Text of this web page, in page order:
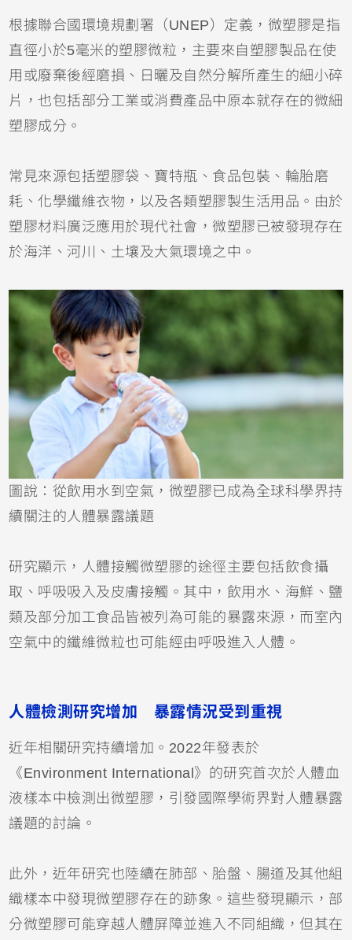
根據聯合國環境規劃署（UNEP）定義，微塑膠是指
直徑小於5毫米的塑膠微粒，主要來自塑膠製品在使
用或廢棄後經磨損、日曬及自然分解所產生的細小碎
片，也包括部分工業或消費產品中原本就存在的微細
塑膠成分。
常見來源包括塑膠袋、寶特瓶、食品包裝、輪胎磨
耗、化學纖維衣物，以及各類塑膠製生活用品。由於
塑膠材料廣泛應用於現代社會，微塑膠已被發現存在
於海洋、河川、土壤及大氣環境之中。
圖說：從飲用水到空氣，微塑膠已成為全球科學界持
續關注的人體暴露議題
研究顯示，人體接觸微塑膠的途徑主要包括飲食攝
取、呼吸吸入及皮膚接觸。其中，飲用水、海鮮、鹽
類及部分加工食品皆被列為可能的暴露來源，而室內
空氣中的纖維微粒也可能經由呼吸進入人體。
人體檢測研究增加 暴露情況受到重視
近年相關研究持續增加。2022年發表於
《Environment International》的研究首次於人體血
液樣本中檢測出微塑膠，引發國際學術界對人體暴露
議題的討論。
此外，近年研究也陸續在肺部、胎盤、腸道及其他組
織樣本中發現微塑膠存在的跡象。這些發現顯示，部
分微塑膠可能穿越人體屏障並進入不同組織，但其在